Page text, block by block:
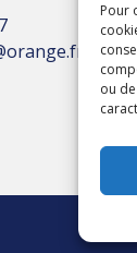
Pour
ou